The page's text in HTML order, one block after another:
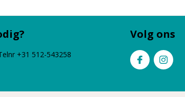
+31 512-543258
Volg ons